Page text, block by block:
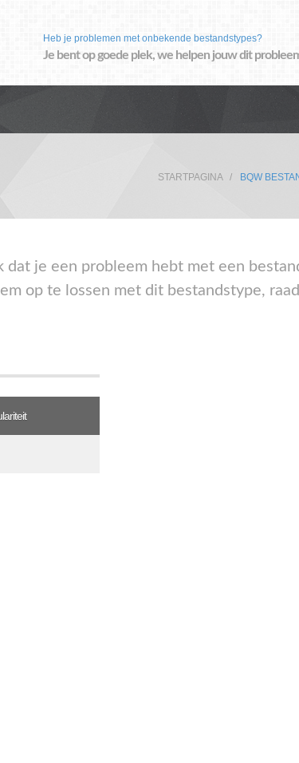
Heb je problemen met onbekende bestandstypes?
Je bent op goede plek, we helpen jouw dit
STARTPAGINA BQW
je een probleem hebt met een
op te lossen met dit bestandstype,